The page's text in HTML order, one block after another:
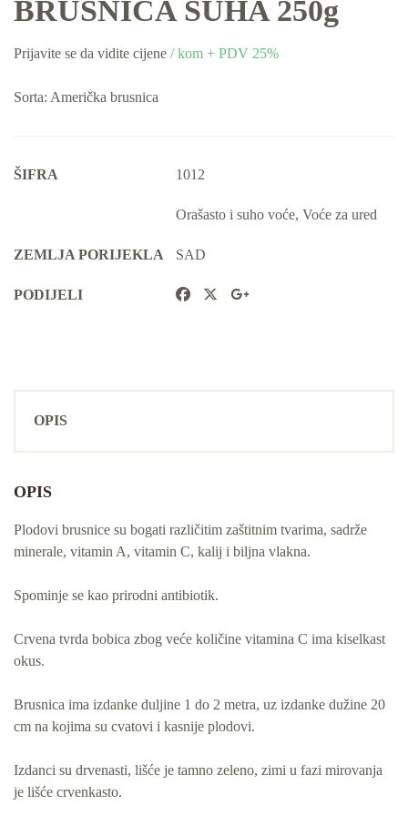
BRUSNICA SUHA 250g
Prijavite se da vidite cijene / kom + PDV 25%
Sorta: Američka brusnica
ŠIFRA 1012
Orašasto i suho voće, Voće za ured
ZEMLJA PORIJEKLA SAD
PODIJELI
OPIS
OPIS
Plodovi brusnice su bogati različitim zaštitnim tvarima, sadrže
minerale, vitamin A, vitamin C, kalij i biljna vlakna.
Spominje se kao prirodni antibiotik.
Crvena tvrda bobica zbog veće količine vitamina C ima kiselkast
okus.
Brusnica ima izdanke duljine 1 do 2 metra, uz izdanke dužine 20
cm na kojima su cvatovi i kasnije plodovi.
Izdanci su drvenasti, lišće je tamno zeleno, zimi u fazi mirovanja
je lišće crvenkasto.